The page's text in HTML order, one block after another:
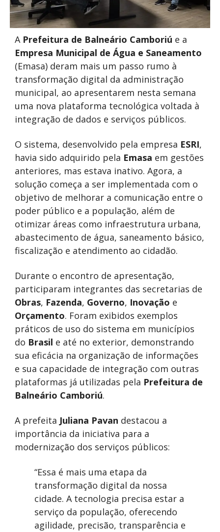
A Prefeitura de Balneário Camboriú e a
Empresa Municipal de Água e Saneamento
(Emasa) deram mais um passo rumo à
transformação digital da administração
municipal, ao apresentarem nesta semana
uma nova plataforma tecnológica voltada à
integração de dados e serviços públicos.
O sistema, desenvolvido pela empresa ESRI,
havia sido adquirido pela Emasa em gestões
anteriores, mas estava inativo. Agora, a
solução começa a ser implementada com o
objetivo de melhorar a comunicação entre o
poder público e a população, além de
otimizar áreas como infraestrutura urbana,
abastecimento de água, saneamento básico,
fiscalização e atendimento ao cidadão.
Durante o encontro de apresentação,
participaram integrantes das secretarias de
Obras, Fazenda, Governo, Inovação e
Orçamento. Foram exibidos exemplos
práticos de uso do sistema em municípios
do Brasil e até no exterior, demonstrando
sua eficácia na organização de informações
e sua capacidade de integração com outras
plataformas já utilizadas pela Prefeitura de
Balneário Camboriú.
A prefeita Juliana Pavan destacou a
importância da iniciativa para a
modernização dos serviços públicos:
“Essa é mais uma etapa da
transformação digital da nossa
cidade. A tecnologia precisa estar a
serviço da população, oferecendo
agilidade, precisão, transparência e